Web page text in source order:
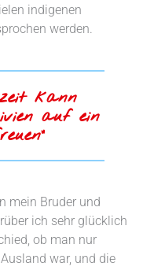
indigenen
werden.
kann
auf ein
mein Bruder und
ich sehr glücklich
ob man nur
war, und die